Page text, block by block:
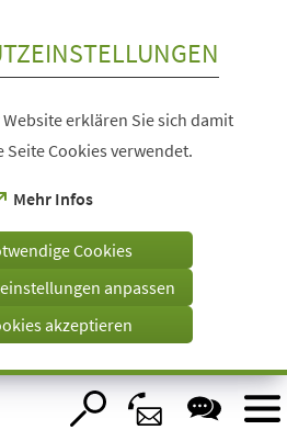
erklären Sie sich damit
Cookies verwendet.
Mehr Infos
Cookies
anpassen
akzeptieren